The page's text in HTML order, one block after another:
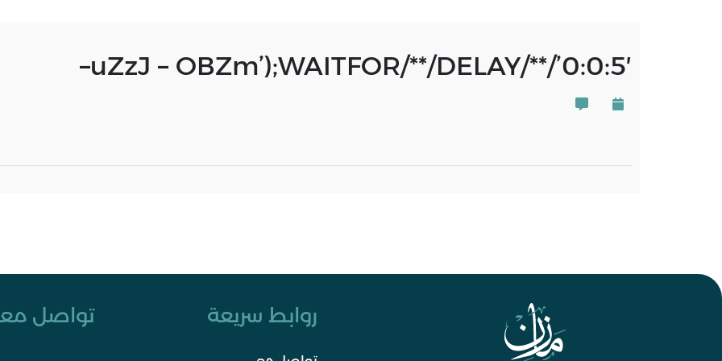
uZzJ – OBZm’);WAITFOR/**/DELAY/**/’0:0:5′–
روابط سريعة تواصل